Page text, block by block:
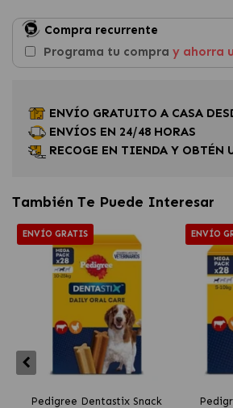
Compra recurrente
Programa tu compra y ahorra
ENVÍO GRATUITO A CASA
ENVÍOS EN 24/48 HORAS
RECOGE EN TIENDA Y OBTÉN
También Te Puede Interesar
ENVÍO GRATIS
Pedigree Dentastix Snack
ENVÍO